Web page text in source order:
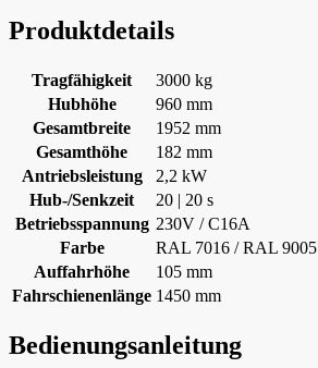
Produktdetails
Tragfähigkeit
3000 kg
Hubhöhe
960 mm
Gesamtbreite
1952 mm
Gesamthöhe
182 mm
Antriebsleistung
2,2 kW
Hub-/Senkzeit
20 | 20 s
Betriebsspannung 230V / C16A
Farbe
RAL 7016 / RAL 9005
Auffahrhöhe
105 mm
Fahrschienenlänge 1450 mm
Bedienungsanleitung